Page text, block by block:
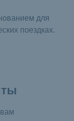
для
поездках.